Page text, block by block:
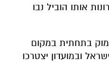
אותו הוביל נבו
בתחתית במקום
ובמועדון יצטרכו